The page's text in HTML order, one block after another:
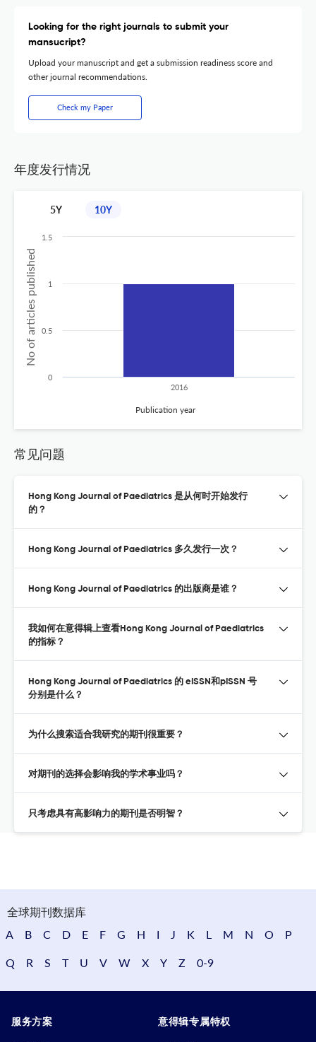
Looking for the right journals to submit your
mansucript?
Upload your manuscript and get a submission readiness score and
other journal recommendations.
Check my Paper
年度发行情况
5Y 10Y
No of articles published
Publication year
2016
0
0.5
1
1.5
常见问题
Hong Kong Journal of Paediatrics 是从何时开始发行
的？
Hong Kong Journal of Paediatrics 多久发行一次？
Hong Kong Journal of Paediatrics 的出版商是谁？
我如何在意得辑上查看Hong Kong Journal of Paediatrics
的指标？
Hong Kong Journal of Paediatrics 的 eISSN和pISSN 号
分别是什么？
为什么搜索适合我研究的期刊很重要？
对期刊的选择会影响我的学术事业吗？
只考虑具有高影响力的期刊是否明智？
全球期刊数据库
A
B C D E F G H I J K L M N O P
Q R S T U V W X Y Z 0-9